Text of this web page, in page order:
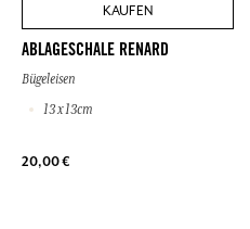
KAUFEN
ABLAGESCHALE RENARD
Bügeleisen
13 x 13cm
20,00 €